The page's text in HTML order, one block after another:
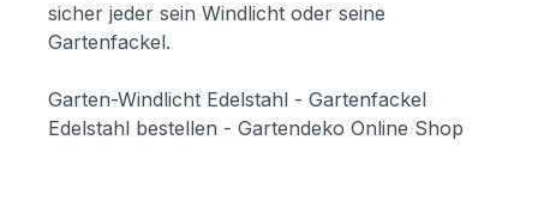
sicher jeder sein Windlicht oder seine
Gartenfackel.
Garten-Windlicht Edelstahl - Gartenfackel
Edelstahl bestellen - Gartendeko Online Shop